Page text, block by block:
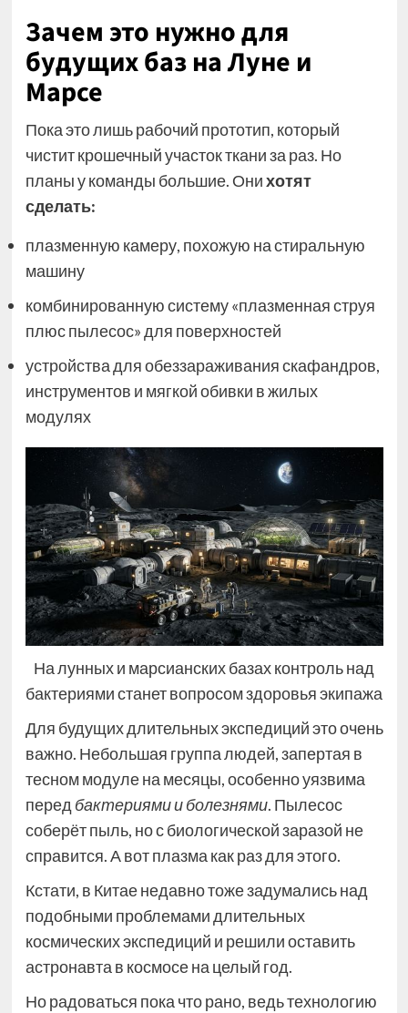
Зачем это нужно для
будущих баз на Луне и
Марсе
Пока это лишь рабочий прототип, который
чистит крошечный участок ткани за раз. Но
планы у команды большие. Онихотят
сделать:
плазменную камеру, похожую на стиральную
машину
комбинированную систему «плазменная струя
плюс пылесос» для поверхностей
устройства для обеззараживания скафандров,
инструментов и мягкой обивки в жилых
модулях
На лунных и марсианских базах контроль над
бактериями станет вопросом здоровья экипажа
Для будущих длительных экспедиций это очень
важно. Небольшая группа людей, запертая в
тесном модуле на месяцы, особенно уязвима
перед бактериями и болезнями. Пылесос
соберёт пыль, но с биологической заразой не
справится. А вот плазма как раз для этого.
Кстати, в Китае недавно тоже задумались над
подобными проблемами длительных
космических экспедиций и решили оставить
астронавта в космосе на целый год.
Но радоваться пока что рано, ведь технологию